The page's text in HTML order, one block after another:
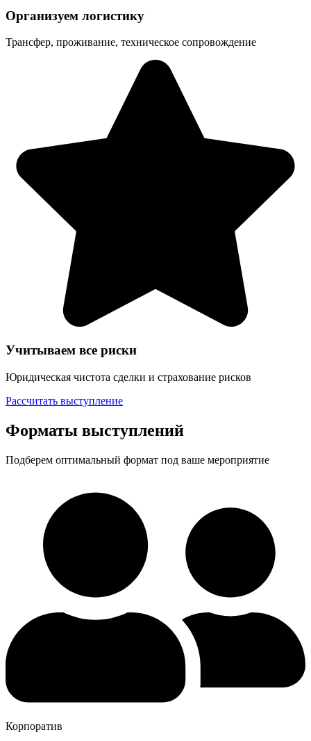
Организуем логистику
Трансфер, проживание, техническое сопровождение
Учитываем все риски
Юридическая чистота сделки и страхование рисков
Рассчитать выступление
Форматы выступлений
Подберем оптимальный формат под ваше мероприятие
Корпоратив